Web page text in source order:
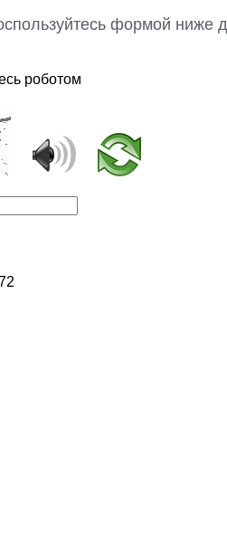
формой ниже
роботом